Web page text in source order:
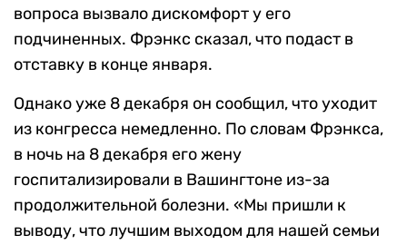
вопроса вызвало дискомфорт у его
подчиненных. Фрэнкс сказал, что подаст в
отставку в конце января.
Однако уже 8 декабря он сообщил, что уходит
из конгресса немедленно. По словам Фрэнкса,
в ночь на 8 декабря его жену
госпитализировали в Вашингтоне из-за
продолжительной болезни. «Мы пришли к
выводу, что лучшим выходом для нашей семьи